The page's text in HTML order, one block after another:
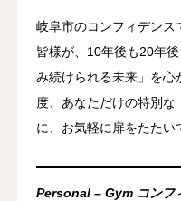
岐阜市のコンフィデン
皆様が、10年後も20年
み続けられる未来」を
度、あなただけの特別
に、お気軽に扉をたたい
Personal – Gym コンフ